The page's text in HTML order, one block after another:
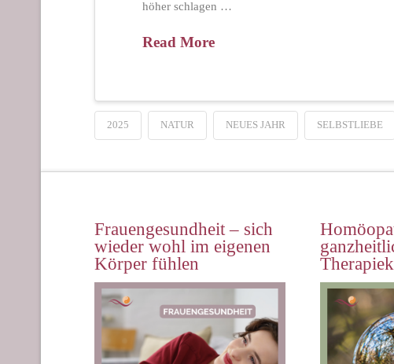
höher schlagen …
Read More
2025 NATUR NEUES JAHR SELBSTLIEBE
Frauengesundheit – sich
wieder wohl im eigenen
Körper fühlen